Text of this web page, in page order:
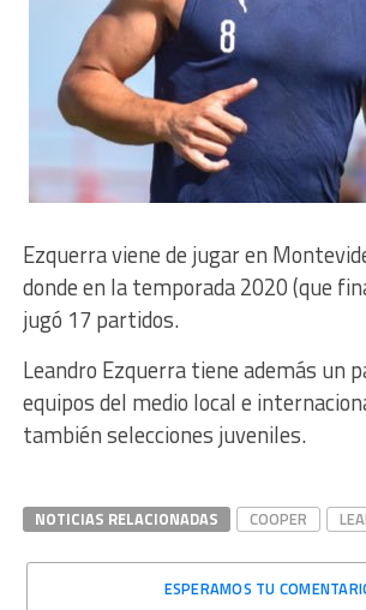
Ezquerra viene de jugar en
donde en la temporada 2020 (que
jugó 17 partidos.
Leandro Ezquerra tiene además un
equipos del medio local e
también selecciones juveniles.
NOTICIAS RELACIONADAS COOPER
ESPERAMOS TU